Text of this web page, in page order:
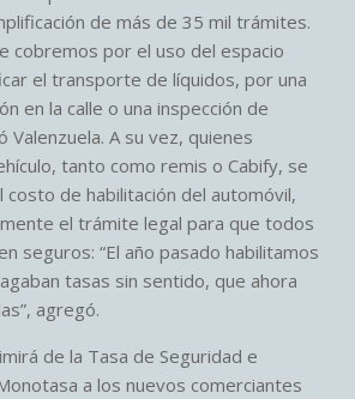
de más de 35 mil trámites.
cobremos por el uso del espacio
el transporte de líquidos, por una
en la calle o una inspección de
Valenzuela. A su vez, quienes
tanto como remis o Cabify, se
costo de habilitación del automóvil,
el trámite legal para que todos
seguros: “El año pasado habilitamos
tasas sin sentido, que ahora
agregó.
de la Tasa de Seguridad e
a los nuevos comerciantes